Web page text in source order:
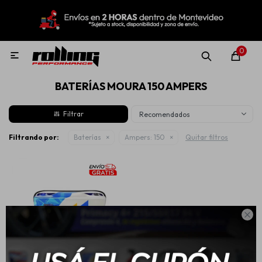

0

BATERÍAS MOURA 150 AMPERS
Recomendados
Filtrando por: Baterías Ampers: 150 Quitar filtros
MI CUENTA
Nuevo! Rolling Repuestos
Llantas
Aditivos